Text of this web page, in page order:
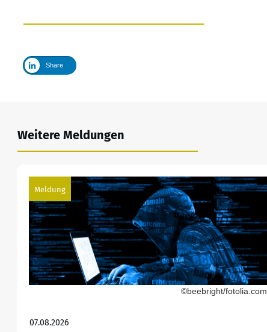
Share
Weitere Meldungen
Meldung
©beebright/fotolia.com
07.08.2026